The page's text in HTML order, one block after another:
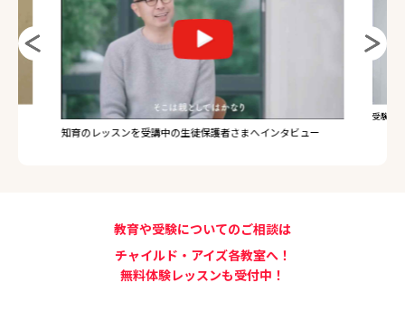
知育のレッスンを受講中の生徒保護者さまへインタビュー
受験の
教育や受験についてのご相談は
チャイルド・アイズ各教室へ！
無料体験レッスンも受付中！